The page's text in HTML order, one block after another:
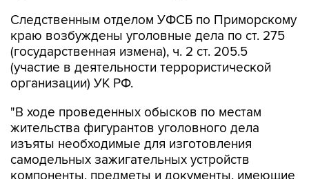
Следственным отделом УФСБ по Приморскому
краю возбуждены уголовные дела по ст. 275
(государственная измена), ч. 2 ст. 205.5
(участие в деятельности террористической
организации) УК РФ.
"В ходе проведенных обысков по местам
жительства фигурантов уголовного дела
изъяты необходимые для изготовления
самодельных зажигательных устройств